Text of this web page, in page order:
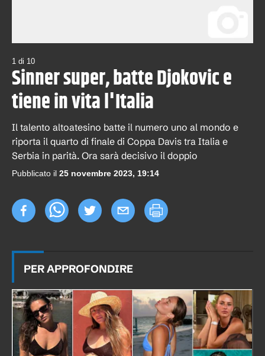
1 di 10
Sinner super, batte Djokovic e
tiene in vita l'Italia
Il talento altoatesino batte il numero uno al mondo e
riporta il quarto di finale di Coppa Davis tra Italia e
Serbia in parità. Ora sarà decisivo il doppio
Pubblicato il 25 novembre 2023, 19:14
PER APPROFONDIRE